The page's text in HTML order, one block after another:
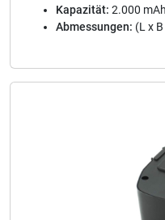
Kapazität: 2.000 mAh
Abmessungen: (L x